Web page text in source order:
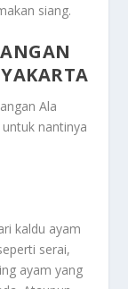
siang.
Ala
nantinya
kaldu ayam
serai,
ayam yang